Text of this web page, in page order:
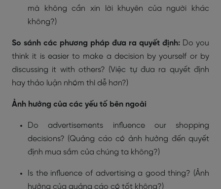
mà không cần xin lời khuyên của người khác
không?)
So sánh các phương pháp đưa ra quyết định: Do you
think it is easier to make a decision by yourself or by
discussing it with others? (Việc tự đưa ra quyết định
hay thảo luận nhóm thì dễ hơn?)
Ảnh hưởng của các yếu tố bên ngoài
Do advertisements influence our shopping
decisions? (Quảng cáo có ảnh hưởng đến quyết
định mua sắm của chúng ta không?)
Is the influence of advertising a good thing? (Ảnh
hưởng của quảng cáo có tốt không?)